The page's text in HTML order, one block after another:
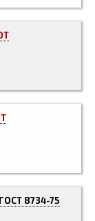
ГОСТ 8734-75